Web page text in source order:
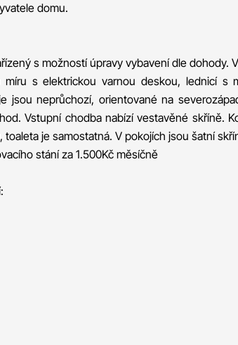
domu.
s možností úpravy vybavení dle dohody.
míru s elektrickou varnou deskou, lednicí s
jsou neprůchozí, orientované na
Vstupní chodba nabízí vestavěné skříně.
je samostatná. V pokojích jsou šatní
stání za 1.500Kč měsíčně